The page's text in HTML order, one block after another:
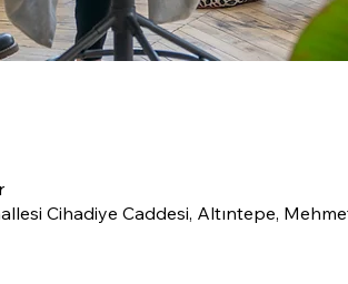
Cihadiye Caddesi, Altıntepe,